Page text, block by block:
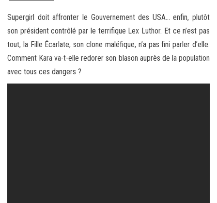
Supergirl doit affronter le Gouvernement des USA… enfin, plutôt
son président contrôlé par le terrifique Lex Luthor. Et ce n’est pas
tout, la Fille Écarlate, son clone maléfique, n’a pas fini parler d’elle.
Comment Kara va-t-elle redorer son blason auprès de la population
avec tous ces dangers ?